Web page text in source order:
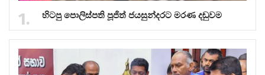
හිටපු පොලිස්පති පූජිත් ජයසුන්දරට මරණ දඬුවම